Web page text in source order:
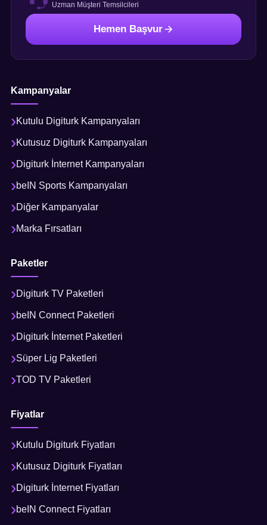
Uzman Müşteri Temsilcileri
Hemen Başvur
Kampanyalar
Kutulu Digiturk Kampanyaları
Kutusuz Digiturk Kampanyaları
Digiturk İnternet Kampanyaları
beIN Sports Kampanyaları
Diğer Kampanyalar
Marka Fırsatları
Paketler
Digiturk TV Paketleri
beIN Connect Paketleri
Digiturk İnternet Paketleri
Süper Lig Paketleri
TOD TV Paketleri
Fiyatlar
Kutulu Digiturk Fiyatları
Kutusuz Digiturk Fiyatları
Digiturk İnternet Fiyatları
beIN Connect Fiyatları